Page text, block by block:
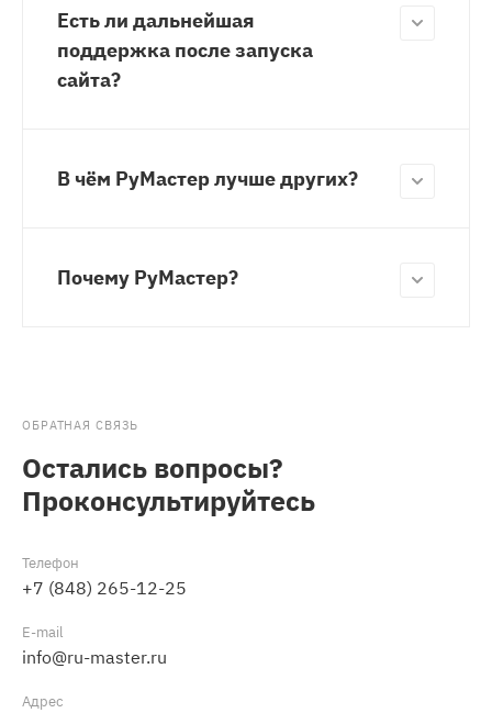
Есть ли дальнейшая
поддержка после запуска
сайта?
В чём РуМастер лучше других?
Почему РуМастер?
ОБРАТНАЯ СВЯЗЬ
Остались вопросы?
Проконсультируйтесь
Телефон
+7 (848) 265-12-25
E-mail
info@ru-master.ru
Адрес